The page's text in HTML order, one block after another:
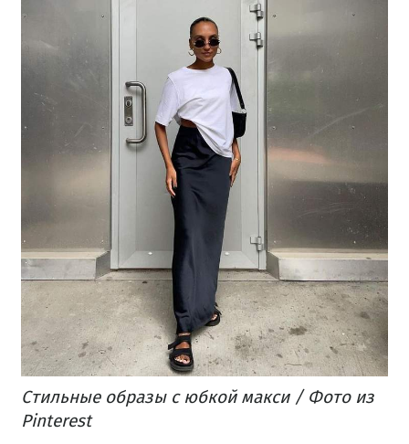
Стильные образы с юбкой макси / Фото из
Pinterest